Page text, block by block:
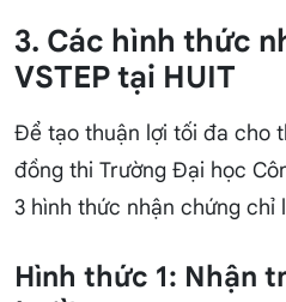
3. Các hình thức
VSTEP tại HUIT
Để tạo thuận lợi tối đa cho
đồng thi Trường Đại học
3 hình thức nhận chứng chỉ
Hình thức 1: Nhận